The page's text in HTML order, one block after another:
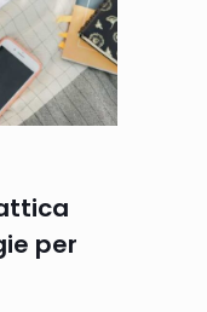
per